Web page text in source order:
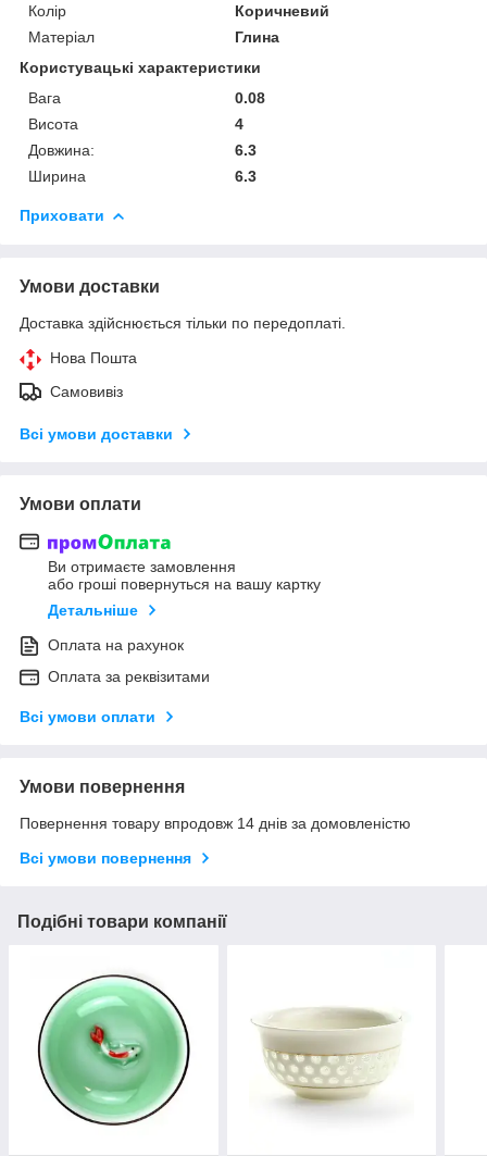
Колір
Коричневий
Матеріал
Глина
Користувацькі характеристики
Вага
0.08
Висота
4
Довжина:
6.3
Ширина
6.3
Приховати
Умови доставки
Доставка здійснюється тільки по передоплаті.
Нова Пошта
Самовивіз
Всі умови доставки
Умови оплати
Ви отримаєте замовлення
або гроші повернуться на вашу картку
Детальніше
Оплата на рахунок
Оплата за реквізитами
Всі умови оплати
Умови повернення
Повернення товару впродовж 14 днів за домовленістю
Всі умови повернення
Подібні товари компанії